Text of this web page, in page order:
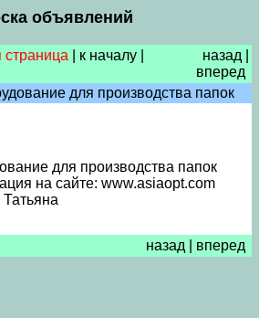
объявлений
страница к началу назад
вперед
для производства папок
для производства папок
на сайте: www.asiaopt.com
назад вперед